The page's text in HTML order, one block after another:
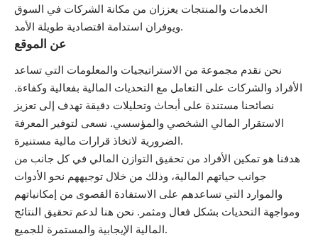
الخدمات والمنتجات يعززان من مكانة الشركات في السوق
ويوفران استدامة اقتصادية طويلة الأمد.
عن الموقع
نحن نقدم مجموعة من الاستراتيجيات والمعلومات التي تساعد
الأفراد والشركات على التعامل مع التحديات المالية بفعالية وكفاءة.
نصائحنا مستندة على أبحاث وتحليلات دقيقة تهدف إلى تعزيز
الاستقرار المالي الشخصي والمؤسسي. نسعى لتوفير المعرفة
الضرورية لاتخاذ قرارات مالية مستنيرة.
هدفنا هو تمكين الأفراد من تحقيق التوازن المالي في كل جانب من
جوانب حياتهم المالية، وذلك من خلال توجيههم نحو الأدوات
والموارد التي تساعدهم على الاستفادة القصوى من إمكانياتهم
ومواجهة التحديات بشكل فعال ومثمر. نحن هنا لدعم تحقيق النتائج
المالية الإيجابية والمستمرة للجميع.